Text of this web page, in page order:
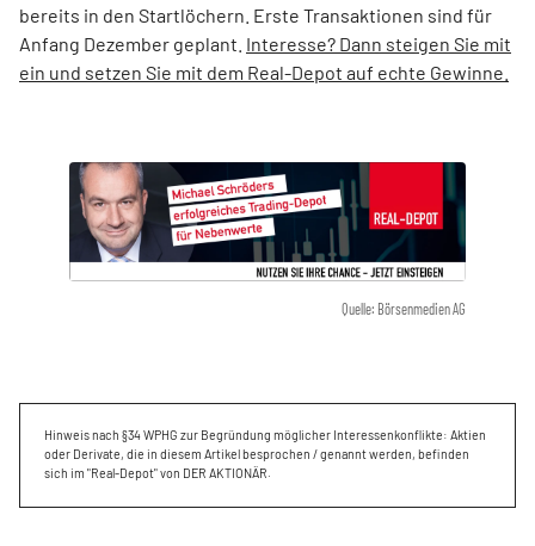
bereits in den Startlöchern. Erste Transaktionen sind für
Anfang Dezember geplant. Interesse? Dann steigen Sie mit
ein und setzen Sie mit dem Real-Depot auf echte Gewinne.
Quelle: Börsenmedien AG
Hinweis nach §34 WPHG zur Begründung möglicher Interessenkonflikte: Aktien
oder Derivate, die in diesem Artikel besprochen / genannt werden, befinden
sich im "Real-Depot" von DER AKTIONÄR.